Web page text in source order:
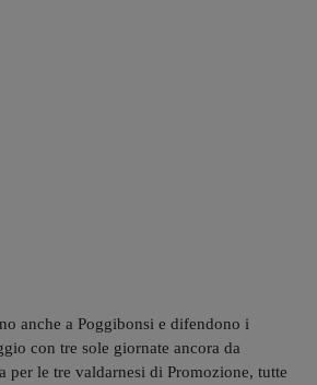
anche a Poggibonsi e difendono i
con tre sole giornate ancora da
per le tre valdarnesi di Promozione, tutte